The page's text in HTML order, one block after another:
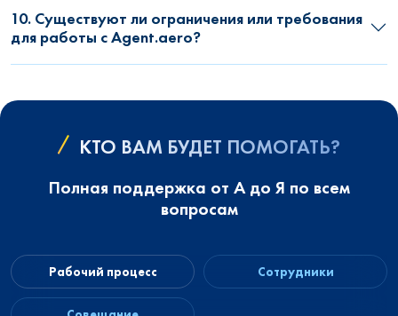
10. Существуют ли ограничения или требования
для работы с Agent.aero?
КТО ВАМ БУДЕТ ПОМОГАТЬ?
Полная поддержка от А до Я по всем
вопросам
Рабочий процесс Сотрудники